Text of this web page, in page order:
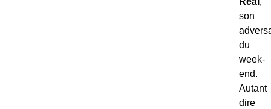
son
du
week-
end.
Autant
dire